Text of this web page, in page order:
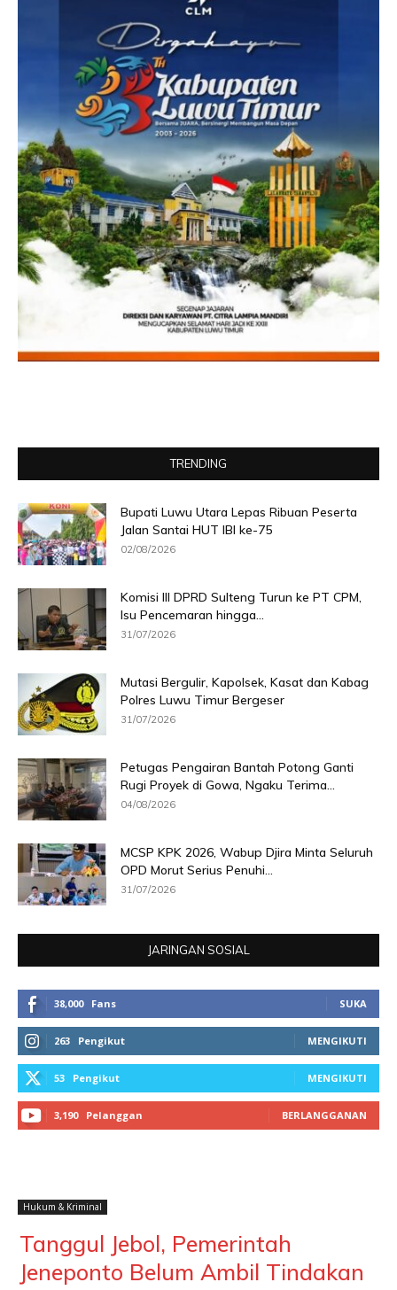
TRENDING
Bupati Luwu Utara Lepas Ribuan Peserta
Jalan Santai HUT IBI ke-75
02/08/2026
Komisi III DPRD Sulteng Turun ke PT CPM,
Isu Pencemaran hingga...
31/07/2026
Mutasi Bergulir, Kapolsek, Kasat dan Kabag
Polres Luwu Timur Bergeser
31/07/2026
Petugas Pengairan Bantah Potong Ganti
Rugi Proyek di Gowa, Ngaku Terima...
04/08/2026
MCSP KPK 2026, Wabup Djira Minta Seluruh
OPD Morut Serius Penuhi...
31/07/2026
JARINGAN SOSIAL
38,000 Fans SUKA
263 Pengikut MENGIKUTI
53 Pengikut MENGIKUTI
3,190 Pelanggan BERLANGGANAN